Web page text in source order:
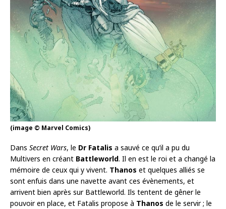
(image © Marvel Comics)
Dans Secret Wars, le Dr Fatalis a sauvé ce qu’il a pu du
Multivers en créant Battleworld. Il en est le roi et a changé la
mémoire de ceux qui y vivent. Thanos et quelques alliés se
sont enfuis dans une navette avant ces évènements, et
arrivent bien après sur Battleworld. Ils tentent de gêner le
pouvoir en place, et Fatalis propose à Thanos de le servir ; le